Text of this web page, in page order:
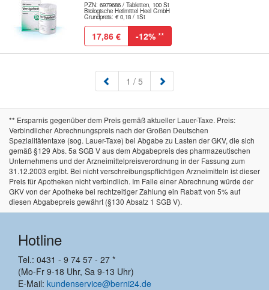
PZN: 6979686 / Tabletten, 100 St
Biologische Heilmittel Heel GmbH
Grundpreis: € 0,18 / 1St
17,86 € -12% **
1 (aktuell)
/ 5
** Ersparnis gegenüber dem Preis gemäß aktueller Lauer-Taxe. Preis:
Verbindlicher Abrechnungspreis nach der Großen Deutschen
Spezialitätentaxe (sog. Lauer-Taxe) bei Abgabe zu Lasten der GKV, die sich
gemäß §129 Abs. 5a SGB V aus dem Abgabepreis des pharmazeutischen
Unternehmens und der Arzneimittelpreisverordnung in der Fassung zum
31.12.2003 ergibt. Bei nicht verschreibungspflichtigen Arzneimitteln ist dieser
Preis für Apotheken nicht verbindlich. Im Falle einer Abrechnung würde der
GKV von der Apotheke bei rechtzeitiger Zahlung ein Rabatt von 5% auf
diesen Abgabepreis gewährt (§130 Absatz 1 SGB V).
Hotline
Tel.: 0431 - 9 74 57 - 27 *
(Mo-Fr 9-18 Uhr, Sa 9-13 Uhr)
E-Mail: kundenservice@berni24.de